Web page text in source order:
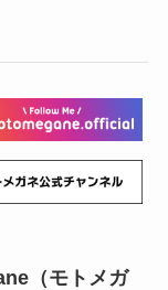
（モトメガ